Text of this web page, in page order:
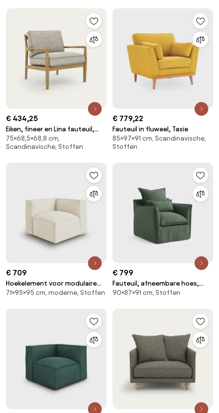
€ 434,25
Eiken, fineer en Lina fauteuil,
DILMA
75×68,5×68,8 cm,
Scandinavische, Stoffen
€ 779,22
Fauteuil in fluweel, Tasie
85×97×91 cm, Scandinavische,
Stoffen
€ 709
Hoekelement voor modulaire
bank, in badstof, Seven
71×95×95 cm, moderne, Stoffen
€ 799
Fauteuil, afneembare hoes,
polyester, Odna
90×87×91 cm, Stoffen